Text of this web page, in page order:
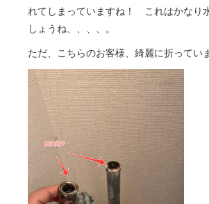
れてしまっていますね！ これはかなり
しょうね、、、、。
ただ、こちらのお客様、綺麗に折ってい